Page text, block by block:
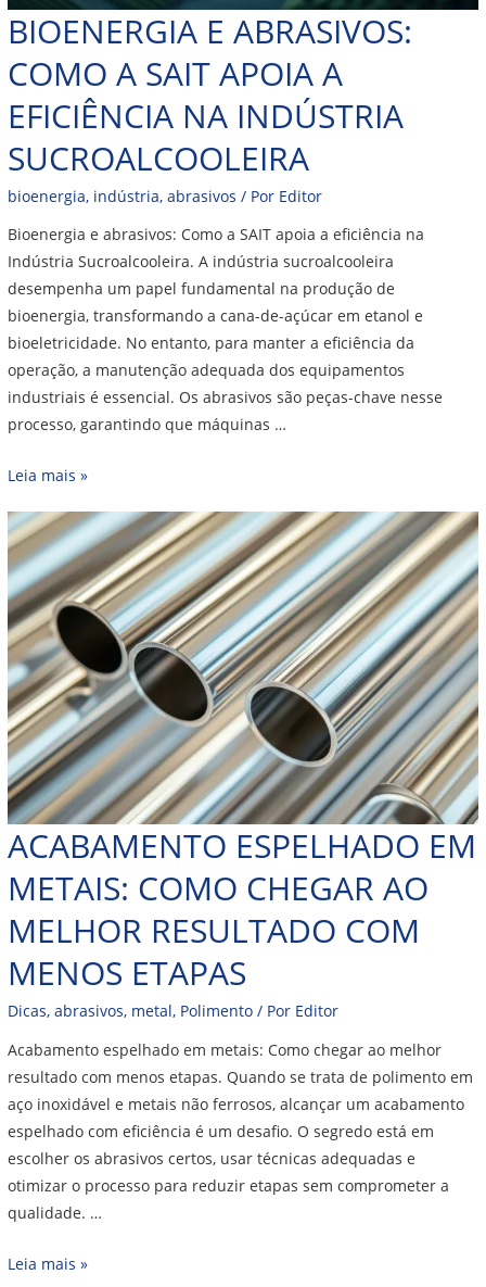
BIOENERGIA E ABRASIVOS:
COMO A SAIT APOIA A
EFICIÊNCIA NA INDÚSTRIA
SUCROALCOOLEIRA
bioenergia, indústria,abrasivos / Por Editor
Bioenergia e abrasivos: Como a SAIT apoia a eficiência na
Indústria Sucroalcooleira. A indústria sucroalcooleira
desempenha um papel fundamental na produção de
bioenergia, transformando a cana-de-açúcar em etanol e
bioeletricidade. No entanto, para manter a eficiência da
operação, a manutenção adequada dos equipamentos
industriais é essencial. Os abrasivos são peças-chave nesse
processo, garantindo que máquinas …
Leia mais »
ACABAMENTO ESPELHADO EM
METAIS: COMO CHEGAR AO
MELHOR RESULTADO COM
MENOS ETAPAS
Dicas,abrasivos, metal, Polimento / Por Editor
Acabamento espelhado em metais: Como chegar ao melhor
resultado com menos etapas. Quando se trata de polimento em
aço inoxidável e metais não ferrosos, alcançar um acabamento
espelhado com eficiência é um desafio. O segredo está em
escolher os abrasivos certos, usar técnicas adequadas e
otimizar o processo para reduzir etapas sem comprometer a
qualidade. …
Leia mais »